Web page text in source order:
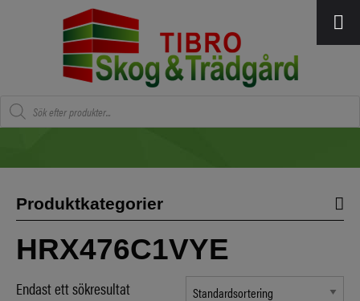
Produktsökning
Produktkategorier
HRX476C1VYE
Endast ett sökresultat